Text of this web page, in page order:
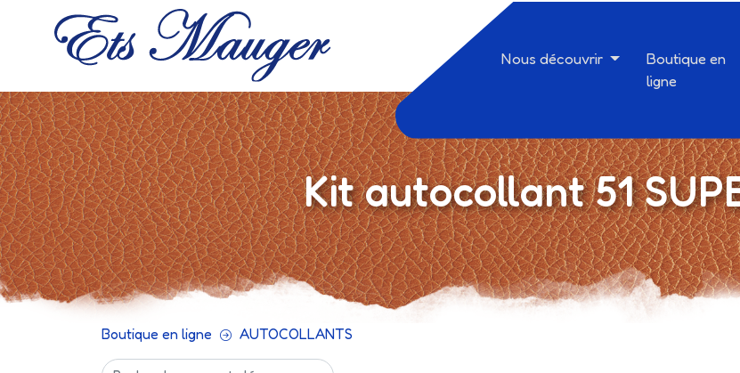
Nous découvrir
Boutique en
ligne
Kit autocollant 51
Boutique en ligne AUTOCOLLANTS